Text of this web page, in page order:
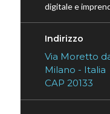
digitale e
Indirizzo
Via Moretto
Milano - Italia
CAP 20133